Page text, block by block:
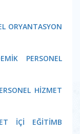
ORYANTASYON
PERSONEL
HİZMET
İÇİ EĞİTİMB